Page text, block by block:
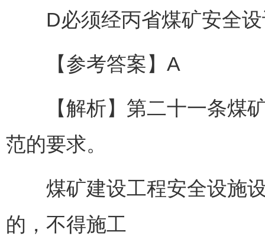
D必须经丙省煤矿安全设
【参考答案】A
【解析】第二十一条煤矿
范的要求。
煤矿建设工程安全设施设
的，不得施工